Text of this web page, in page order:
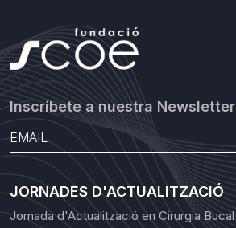
Inscríbete a nuestra Newsletter
JORNADES D'ACTUALITZACIÓ
Jornada d'Actualització en Cirurgia Bucal